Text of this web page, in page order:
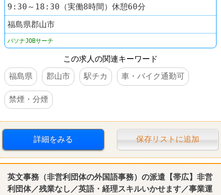
9:30～18:30（実働8時間）休憩60分
福島県郡山市
パソナJOBサーチ
この求人の関連キーワード
福島県
郡山市 駅チカ 車・バイク通勤可
禁煙・分煙
詳細をみる 保存リストに追加
英文事務（非営利団体の外国語事務）の派遣【帯広】非営
利団体／残業なし／英語・ 経理スキルいかせます／事業運